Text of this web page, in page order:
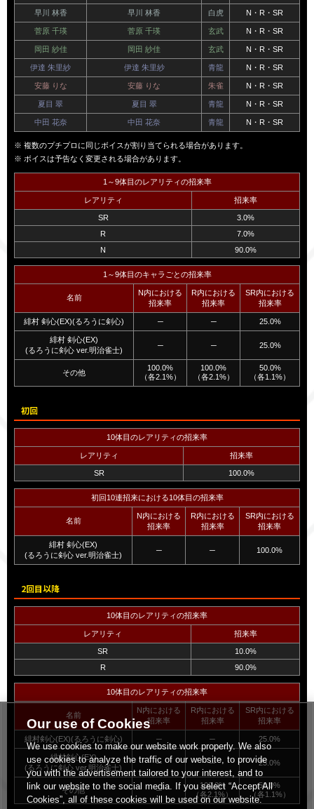
早川 林香 早川 林香 白虎 N・R・SR
菅原 千瑛 菅原 千瑛 玄武 N・R・SR
岡田 紗佳 岡田 紗佳 玄武 N・R・SR
伊達 朱里紗 伊達 朱里紗 青龍 N・R・SR
安藤 りな 安藤 りな 朱雀 N・R・SR
夏目 翠 夏目 翠 青龍 N・R・SR
中田 花奈 中田 花奈 青龍 N・R・SR
複数のプチプロに同じボイスが割り当てられる場合があります。
ボイスは予告なく変更される場合があります。
1～9体目のレアリティの招来率
レアリティ 招来率
SR
3.0%
R
7.0%
N
90.0%
1～9体目のキャラごとの招来率
名前
N内における
招来率
R内における
招来率
SR内における
招来率
緋村 剣心(EX)(るろうに剣心) ─ ─ 25.0%
緋村 剣心(EX)
(るろうに剣心 ver.明治雀士)
─ ─ 25.0%
その他
100.0%
（各2.1%）
100.0%
（各2.1%）
50.0%
（各1.1%）
初回
10体目のレアリティの招来率
レアリティ 招来率
SR 100.0%
初回10連招来における10体目の招来率
名前
N内における
招来率
R内における
招来率
SR内における
招来率
緋村 剣心(EX)
(るろうに剣心 ver.明治雀士)
─ ─ 100.0%
2回目以降
10体目のレアリティの招来率
レアリティ 招来率
SR
10.0%
R
90.0%
10体目のレアリティの招来率
名前
N内における
招来率
R内における
招来率
SR内における
招来率
緋村剣心(EX)(るろうに剣心) ─ ─ 25.0%
緋村剣心(EX)
(るろうに剣心 ver.明治雀士)
─ ─ 25.0%
その他 ─
100.0%
（各2.1%）
50.0%
（各1.1%）
Our use of Cookies
We use cookies to make our website work properly. We also
use cookies to analyze the traffic of our website, to provide
you with the advertisement tailored to your interest, and to
link our website to the social media. If you select “Accept All
Cookies”, all of these cookies will be used on our website.